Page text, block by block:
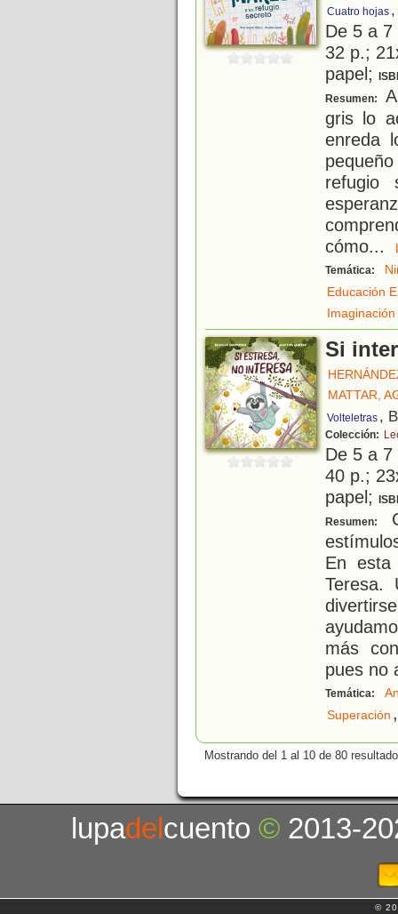
Cuatro hojas
De 5 a
32 p.;
papel;
Resumen:
gris lo
enreda
refugio
cómo...
Temática:
Educación
Imaginación
Si
MATTAR,
Volteletras ,
Colección:
De 5 a
40 p.;
papel;
Resumen:
En
Teresa.
más
pues no
Temática:
Superación ,
Mostrando del 1 al 10 de 80
lupadelcuento© 2013-
©